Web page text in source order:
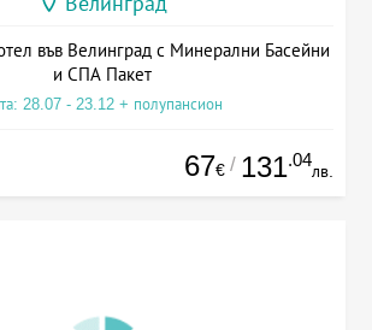
във Велинград с Минерални Басейни
и СПА Пакет
28.07 - 23.12 + полупансион
67€ / 131.04
лв.